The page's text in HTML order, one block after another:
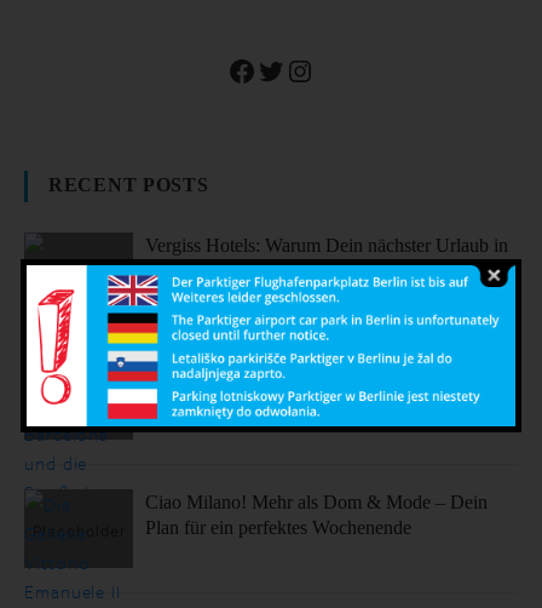
Facebook
TwitterInstagram
RECENT POSTS
Vergiss Hotels: Warum Dein nächster Urlaub in
einem dieser coolen Airbnbs stattfinden sollte.
Sonne, Stil, Sehenswürdigkeiten – So fühlt sich
Barcelona an
Ciao Milano! Mehr als Dom & Mode – Dein
Plan für ein perfektes Wochenende